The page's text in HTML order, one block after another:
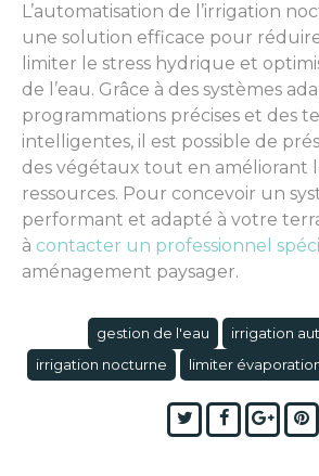
L’automatisation de l’irrigation
une solution efficace pour
limiter le stress hydrique et
de l’eau. Grâce à des systèmes
programmations précises et des
intelligentes, il est possible de
des végétaux tout en améliorant
ressources. Pour concevoir un
performant et adapté à votre
à contacter un professionnel
aménagement paysager.
gestion de l'eau
irrigation
irrigation nocturne
limiter
TwitterFacebook